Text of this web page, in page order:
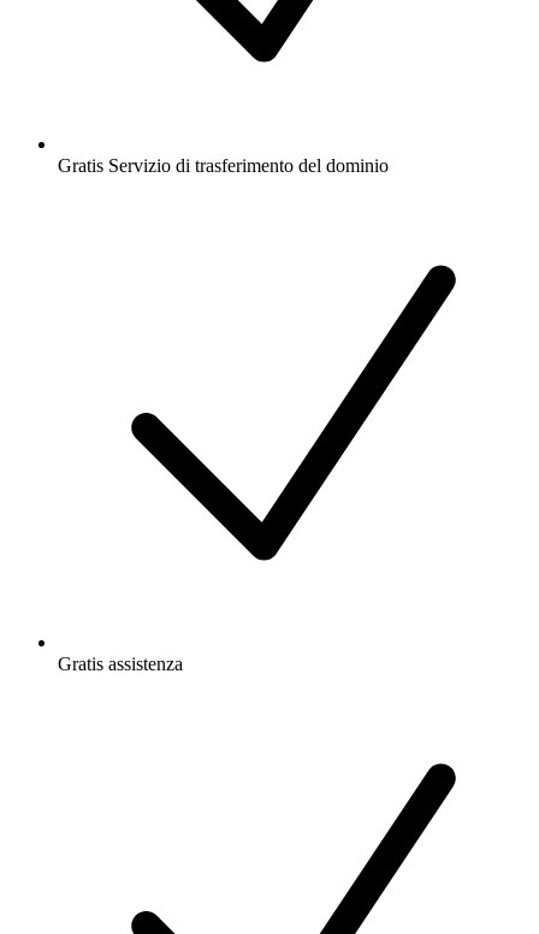
Gratis Servizio di trasferimento del dominio
Gratis assistenza